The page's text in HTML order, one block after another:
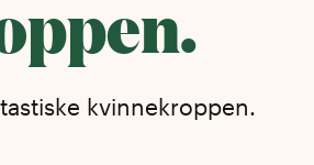
kvinnekroppen.